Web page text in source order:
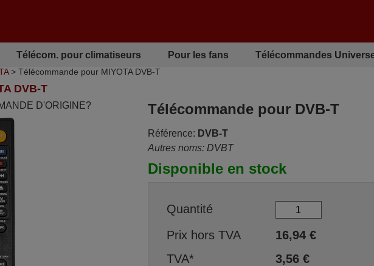
Télécom. pour climatiseurs Pour les fans Télécommandes
> Télécommande pour MIYOTA DVB-T
DVB-T
D'ORIGINE? Télécommande pour DVB-T
Référence: DVB-T
Autres noms: DVBT
Disponible en stock
Quantité
Prix hors TVA
16,94€
TVA*
3,56€